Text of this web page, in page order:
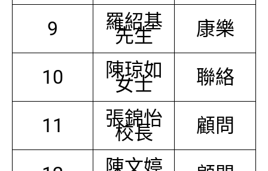
9 羅紹基
先生 康樂
10 陳琼如
女士 聯絡
11 張錦怡
校長 顧問